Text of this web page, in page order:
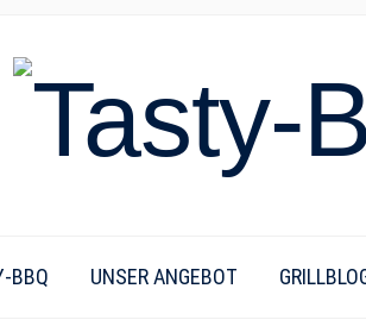
BBQ UNSER ANGEBOT